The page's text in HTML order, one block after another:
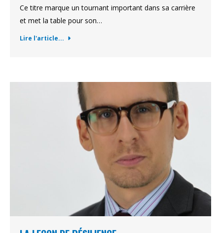
Ce titre marque un tournant important dans sa carrière
et met la table pour son…
Lire l'article...